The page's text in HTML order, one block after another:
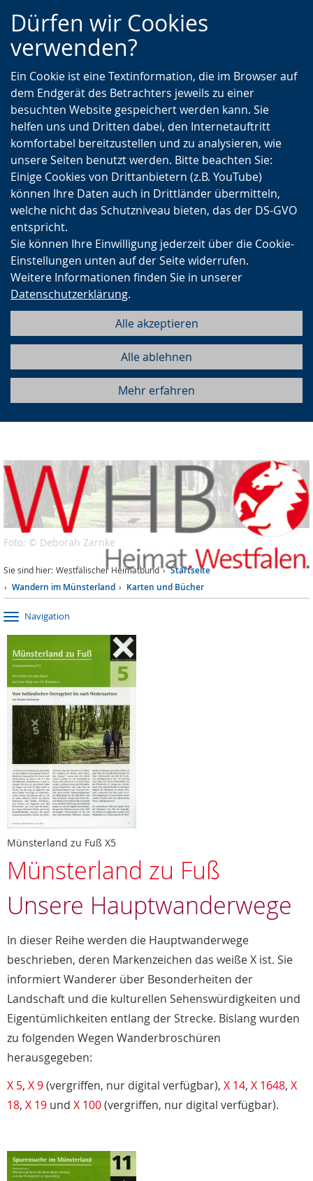
Zur
Hauptnavigation
Zur
Seitennavigation
Zum
Inhalt
Dürfen wir Cookies
verwenden?
Ein Cookie ist eine Textinformation, die im Browser auf
dem Endgerät des Betrachters jeweils zu einer
besuchten Website gespeichert werden kann. Sie
helfen uns und Dritten dabei, den Internetauftritt
komfortabel bereitzustellen und zu analysieren, wie
unsere Seiten benutzt werden. Bitte beachten Sie:
Einige Cookies von Drittanbietern (z.B. YouTube)
können Ihre Daten auch in Drittländer übermitteln,
welche nicht das Schutzniveau bieten, das der DS-GVO
entspricht.
Sie können Ihre Einwilligung jederzeit über die Cookie-
Einstellungen unten auf der Seite widerrufen.
Weitere Informationen finden Sie in unserer
Datenschutzerklärung.
Alle akzeptieren
Alle ablehnen
Mehr erfahren
Foto: © Deborah Zarnke
Sie sind hier: Westfälischer Heimatbund
Startseite
Wandern im Münsterland
Karten und Bücher
Navigation
Münsterland zu Fuß X5
Münsterland zu Fuß
Unsere Hauptwanderwege
In dieser Reihe werden die Hauptwanderwege
beschrieben, deren Markenzeichen das weiße X ist. Sie
informiert Wanderer über Besonderheiten der
Landschaft und die kulturellen Sehenswürdigkeiten und
Eigentümlichkeiten entlang der Strecke. Bislang wurden
zu folgenden Wegen Wanderbroschüren
herausgegeben:
X 5, X 9(vergriffen, nur digital verfügbar), X 14, X 1648, X
18, X 19 und X 100(vergriffen, nur digital verfügbar).